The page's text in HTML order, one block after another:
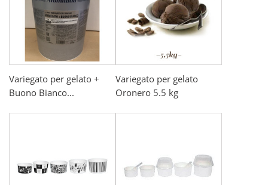
Variegato per gelato +
Buono Bianco...
Variegato per gelato
Oronero 5.5 kg